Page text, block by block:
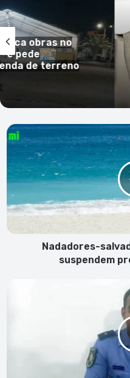
no
Nadadores-
salvadores
Vicente
suspendem
pré-
aviso
de
Nadadores-
suspendem